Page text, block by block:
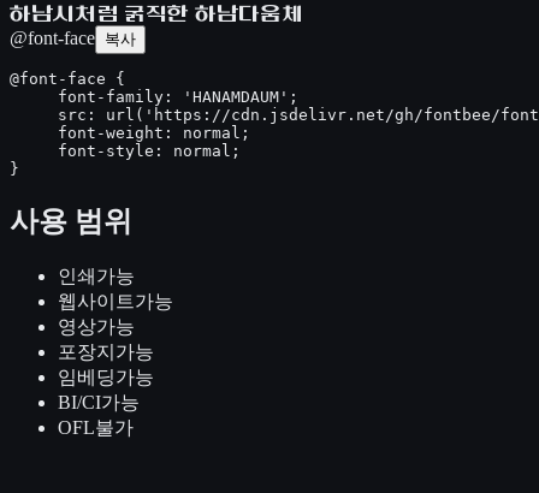
하남시처럼 굵직한 하남다움체
@font-face 복사
@font-face {
     font-family: 'HANAMDAUM';
src: url('https://cdn.jsdelivr.net/gh/fontbee/
     font-weight: normal;
     font-style: normal;
}
사용 범위
인쇄 가능
웹사이트가능
영상가능
포장지 가능
임베딩가능
BI/CI가능
OFL불가